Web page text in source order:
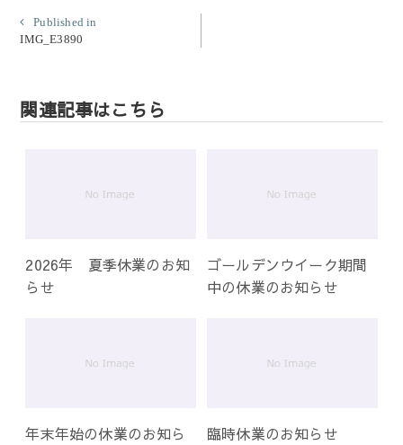
投
稿
ゲ
Published in
IMG_E3890
関連記事はこちら
2026年 夏季休業のお知
らせ
ゴールデンウイーク期間
中の休業のお知らせ
年末年始の休業のお知ら
臨時休業のお知らせ